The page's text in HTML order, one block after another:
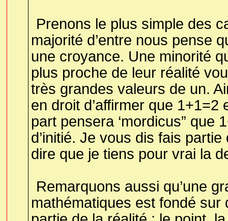
Prenons le plus simple des
majorité d’entre nous pense
une croyance. Une minorité
plus proche de leur réalité
très grandes valeurs de un.
en droit d’affirmer que 1+1=2
part pensera ‘mordicus” que
d’initié. Je vous dis fais
dire que je tiens pour vrai la
Remarquons aussi qu’une
mathématiques est fondé